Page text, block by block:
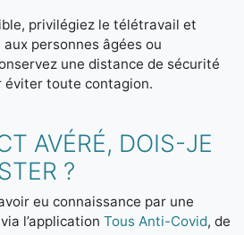
privilégiez le télétravail et
personnes âgées ou
une distance de sécurité
éviter toute contagion.
AVÉRÉ, DOIS-JE
?
eu connaissance par une
l’application Tous Anti-Covid, de